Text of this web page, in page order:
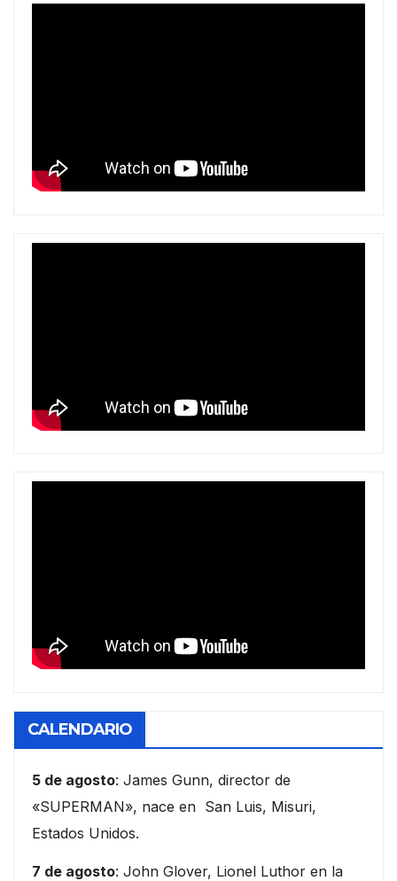
CALENDARIO
5 de agosto: James Gunn, director de
«SUPERMAN», nace en San Luis, Misuri,
Estados Unidos.
7 de agosto: John Glover, Lionel Luthor en la